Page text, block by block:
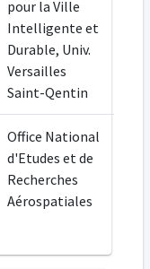
pour la Ville
Intelligente et
Durable, Univ.
Versailles
Saint-Qentin
Office National
d'Etudes et de
Recherches
Aérospatiales